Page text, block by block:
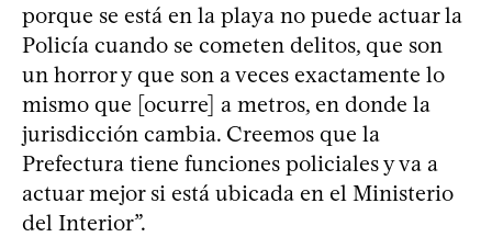
porque se está en la playa no puede actuar la
Policía cuando se cometen delitos, que son
un horror y que son a veces exactamente lo
mismo que [ocurre] a metros, en donde la
jurisdicción cambia. Creemos que la
Prefectura tiene funciones policiales y va a
actuar mejor si está ubicada en el Ministerio
del Interior”.